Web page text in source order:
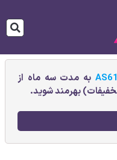
به مدت سه ماه از
بهرمند شوید.